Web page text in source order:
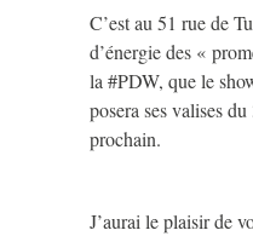
C’est au 51 rue de
d’énergie des «
la #PDW, que le
posera ses valises
prochain.
J’aurai le plaisir de